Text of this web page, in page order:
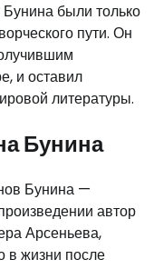
были только
пути. Он
и оставил
литературы.
Бунина
Бунина —
автор
Арсеньева,
в жизни после